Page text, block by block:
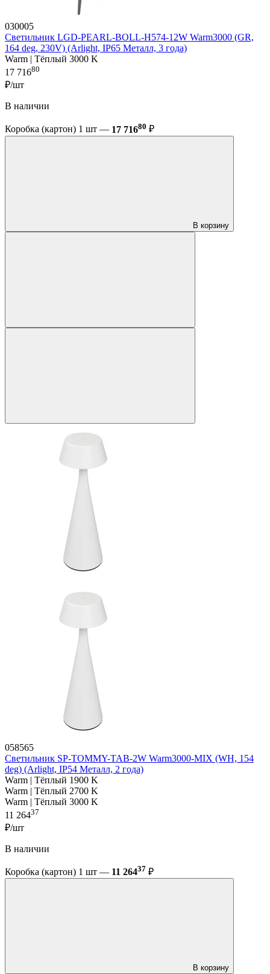
030005
Светильник LGD-PEARL-BOLL-H574-12W Warm3000 (GR,
164 deg, 230V) (Arlight, IP65 Металл, 3 года)
Warm | Тёплый 3000 K
17 71680
₽/шт
В наличии
Коробка (картон) 1 шт — 17 71680 ₽
В корзину
058565
Светильник SP-TOMMY-TAB-2W Warm3000-MIX (WH, 154
deg) (Arlight, IP54 Металл, 2 года)
Warm | Тёплый 1900 K
Warm | Тёплый 2700 K
Warm | Тёплый 3000 K
11 26437
₽/шт
В наличии
Коробка (картон) 1 шт — 11 26437 ₽
В корзину